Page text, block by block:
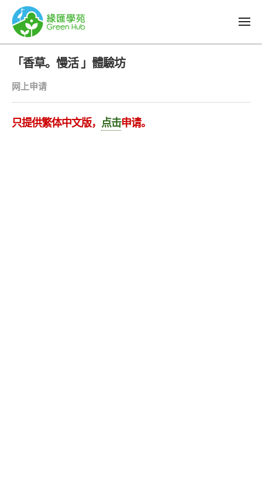
「香草。慢活 」體驗坊
网上申请
只提供繁体中文版， 点击申请。